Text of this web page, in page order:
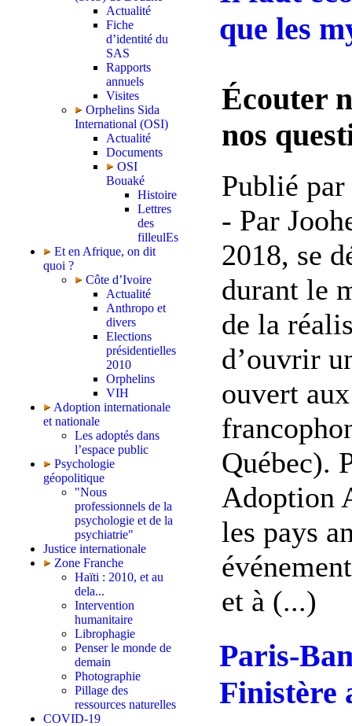
Actualité
Fiche
d’identité du
SAS
Rapports
annuels
Visites
Orphelins Sida
International (OSI)
Actualité
Documents
OSI
Bouaké
Histoire
Lettres
des
filleulEs
Et en Afrique, on dit
quoi ?
Côte d’Ivoire
Actualité
Anthropo et
divers
Elections
présidentielles
2010
Orphelins
VIH
Adoption internationale
et nationale
Les adoptés dans
l’espace public
Psychologie
géopolitique
"Nous
professionnels de la
psychologie et de la
psychiatrie"
Justice internationale
Zone Franche
Haïti : 2010, et au
dela...
Intervention
humanitaire
Librophagie
Penser le monde de
demain
Photographie
Pillage des
ressources naturelles
COVID-19
que les
Écouter
nos
Publié
- Par
2018, se
durant le
de la
d’ouvrir
ouvert
Québec).
Adoption
les pays
et à (...)
Paris-
Finistère